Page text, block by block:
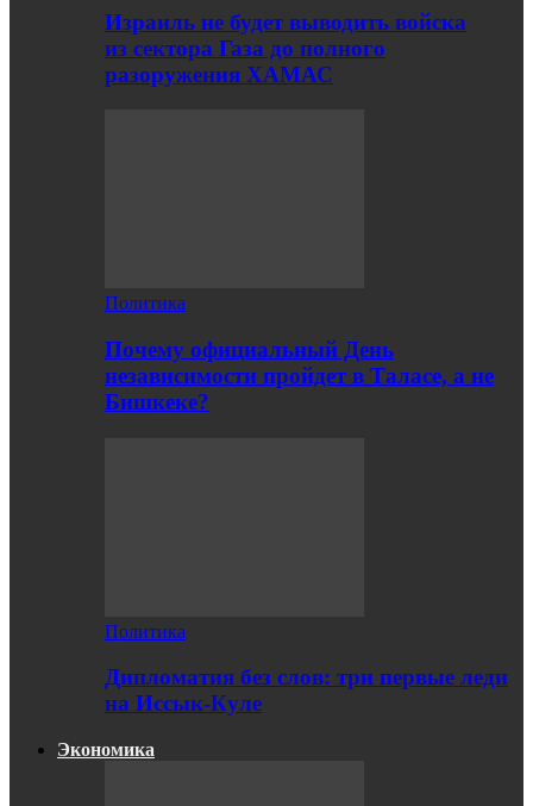
Израиль не будет выводить войска
из сектора Газа до полного
разоружения ХАМАС
Политика
Почему официальный День
независимости пройдет в Таласе, а не
Бишкеке?
Политика
Дипломатия без слов: три первые леди
на Иссык-Куле
Экономика